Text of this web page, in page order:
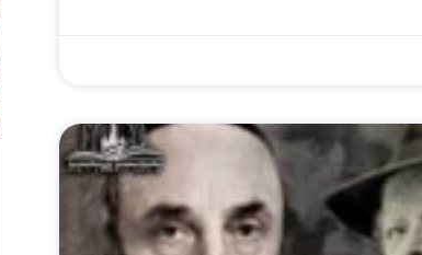
'צריך להיות חריף
יותר': כך הגיב הרבי
על הספר 'יהדות
התורה והמדינה'
מאות בחורים חסידי
פולין נחשפו
לבשורת הגאולה